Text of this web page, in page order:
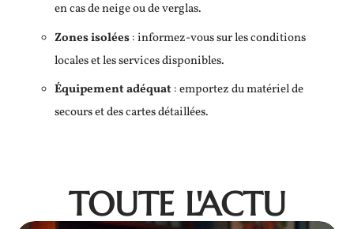
en cas de neige ou de verglas.
Zones isolées: informez-vous sur les conditions
locales et les services disponibles.
Équipement adéquat: emportez du matériel de
secours et des cartes détaillées.
TOUTE L'ACTU